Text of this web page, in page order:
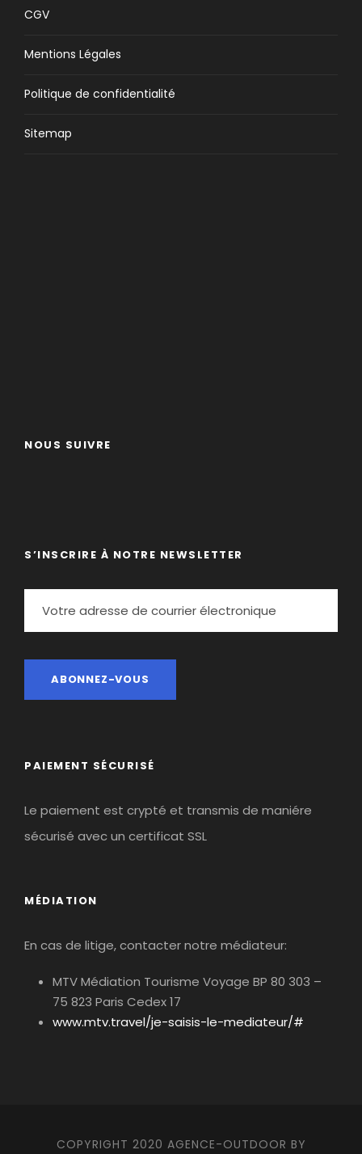
CGV
Mentions Légales
Politique de confidentialité
Sitemap
NOUS SUIVRE
S’INSCRIRE À NOTRE NEWSLETTER
PAIEMENT SÉCURISÉ
Le paiement est crypté et transmis de maniére
sécurisé avec un certificat SSL
MÉDIATION
En cas de litige, contacter notre médiateur:
MTV Médiation Tourisme Voyage BP 80 303 –
75 823 Paris Cedex 17
www.mtv.travel/je-saisis-le-mediateur/#
COPYRIGHT 2020 AGENCE-OUTDOOR BY